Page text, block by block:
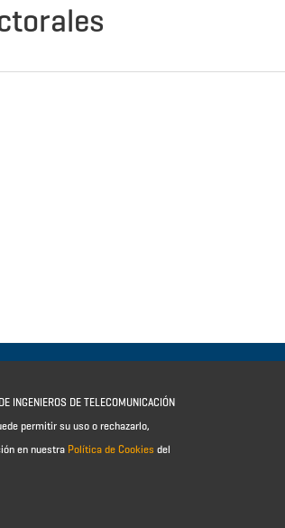
DE TELECOMUNICACIÓN
permitir su uso o rechazarlo,
en nuestra Política de Cookies del